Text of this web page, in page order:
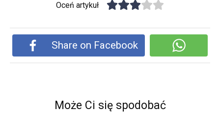
Oceń artykuł
Share on Facebook
Może Ci się spodobać